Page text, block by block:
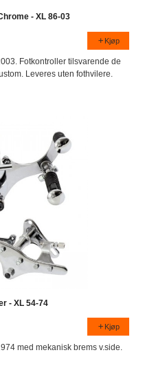
- XL 86-03
Kjøp
Fotkontroller tilsvarende de
Leveres uten fothvilere.
- XL 54-74
Kjøp
med mekanisk brems v.side.